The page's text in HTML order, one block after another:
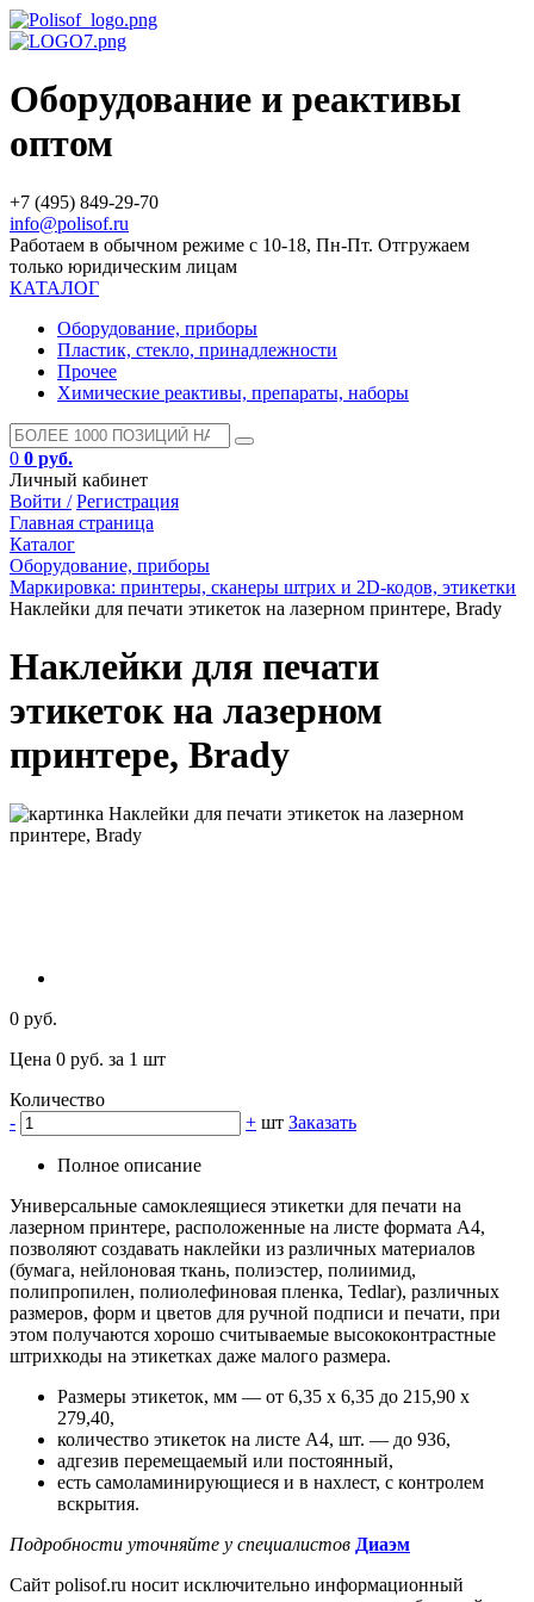
Оборудование и реактивы
оптом
+7 (495) 849-29-70
info@polisof.ru
Работаем в обычном режиме с 10-18, Пн-Пт. Отгружаем
только юридическим лицам
КАТАЛОГ
Оборудование, приборы
Пластик, стекло, принадлежности
Прочее
Химические реактивы, препараты, наборы
0 0 руб.
Личный кабинет
Войти / Регистрация
Главная страница
Каталог
Оборудование, приборы
Маркировка: принтеры, сканеры штрих и 2D-кодов, этикетки
Наклейки для печати этикеток на лазерном принтере, Brady
Наклейки для печати
этикеток на лазерном
принтере, Brady
0 руб.
Цена 0 руб. за 1 шт
Количество
-
+ шт Заказать
Полное описание
Универсальные самоклеящиеся этикетки для печати на
лазерном принтере, расположенные на листе формата А4,
позволяют создавать наклейки из различных материалов
(бумага, нейлоновая ткань, полиэстер, полиимид,
полипропилен, полиолефиновая пленка, Tedlar), различных
размеров, форм и цветов для ручной подписи и печати, при
этом получаются хорошо считываемые высококонтрастные
штрихкоды на этикетках даже малого размера.
Размеры этикеток, мм — от 6,35 x 6,35 до 215,90 x
279,40,
количество этикеток на листе А4, шт. — до 936,
адгезив перемещаемый или постоянный,
есть самоламинирующиеся и в нахлест, с контролем
вскрытия.
Подробности уточняйте у специалистов Диаэм
Сайт polisof.ru носит исключительно информационный